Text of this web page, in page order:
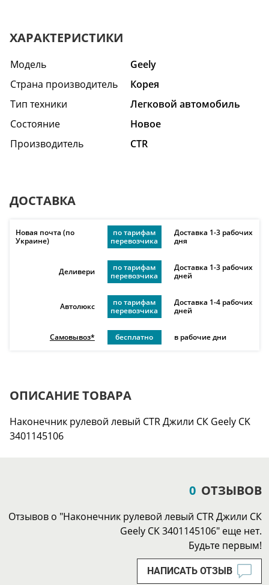
ХАРАКТЕРИСТИКИ
Модель
Geely
Страна производитель
Корея
Тип техники
Легковой автомобиль
Состояние
Новое
Производитель
CTR
ДОСТАВКА
Новая почта (по
Украине)
по тарифам
перевозчика
Доставка 1-3 рабочих
дня
Деливери
по тарифам
перевозчика
Доставка 1-3 рабочих
дней
Автолюкс
по тарифам
перевозчика
Доставка 1-4 рабочих
дней
Самовывоз* бесплатно в рабочие дни
ОПИСАНИЕ ТОВАРА
Наконечник рулевой левый CTR Джили СК Geely CK
3401145106
0 ОТЗЫВОВ
Отзывов о "Наконечник рулевой левый CTR Джили СК
Geely CK 3401145106" еще нет.
Будьте первым!
НАПИСАТЬ ОТЗЫВ